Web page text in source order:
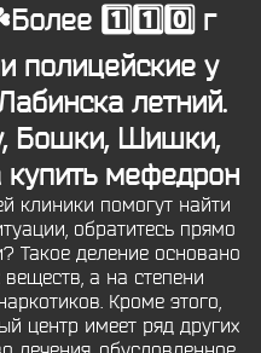
1️⃣1️⃣0️⃣ г
полицейские у
летний.
Бошки, Шишки,
купить мефедрон
клиники помогут найти
обратитесь прямо
Такое деление основано
а на степени
Кроме этого,
центр имеет ряд других